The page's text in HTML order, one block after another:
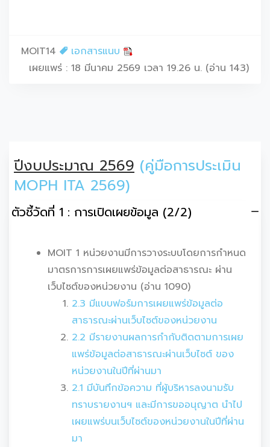
MOIT14
เอกสารแนบ
เผยแพร่ : 18 มีนาคม 2569 เวลา 19.26 น. (อ่าน 143)
ปีงบประมาณ 2569 (คู่มือการประเมิน
MOPH ITA 2569)
ตัวชี้วัดที่ 1 : การเปิดเผยข้อมูล (2/2)
MOIT 1 หน่วยงานมีการวางระบบโดยการกำหนด
มาตรการการเผยแพร่ข้อมูลต่อสาธารณะ ผ่าน
เว็บไซต์ของหน่วยงาน (อ่าน 1090)
2.3 มีแบบฟอร์มการเผยแพร่ข้อมูลต่อ
สาธารณะผ่านเว็บไซต์ของหน่วยงาน
2.2 มีรายงานผลการกำกับติดตามการเผย
แพร่ข้อมูลต่อสาธารณะผ่านเว็บไซต์ ของ
หน่วยงานในปีที่ผ่านมา
2.1 มีบันทึกข้อความ ที่ผู้บริหารลงนามรับ
ทราบรายงานฯ และมีการขออนุญาต นำไป
เผยแพร่บนเว็บไซต์ของหน่วยงานในปีที่ผ่าน
มา